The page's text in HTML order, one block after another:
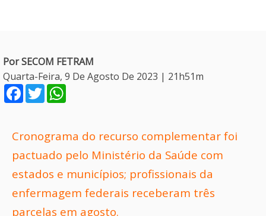
Por SECOM FETRAM
Quarta-Feira, 9 De Agosto De 2023 | 21h51m
Facebook
Twitter
Cronograma do recurso complementar foi
pactuado pelo Ministério da Saúde com
estados e municípios; profissionais da
enfermagem federais receberam três
parcelas em agosto.